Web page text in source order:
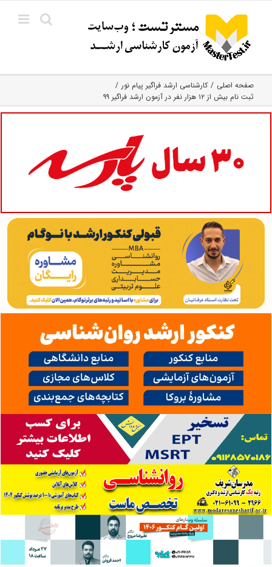
content
صفحه اصلی
کارشناسی ارشد فراگیر پیام نور
ثبت نام بیش از ۱۲ هزار نفر در آزمون ارشد فراگیر ۹۹